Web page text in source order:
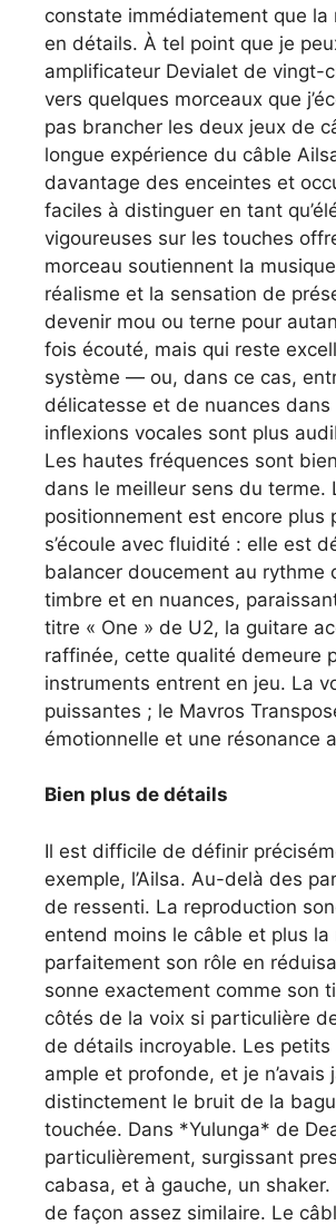
constate immédiatement que
en détails. À tel point que je
amplificateur Devialet de vingt-
vers quelques morceaux que
pas brancher les deux jeux de
longue expérience du câble
davantage des enceintes et
faciles à distinguer en tant
vigoureuses sur les touches
morceau soutiennent la
réalisme et la sensation de
devenir mou ou terne pour
fois écouté, mais qui reste
système — ou, dans ce cas,
délicatesse et de nuances
inflexions vocales sont plus
Les hautes fréquences sont
dans le meilleur sens du
positionnement est encore plus
s’écoule avec fluidité : elle est
balancer doucement au rythme
timbre et en nuances,
titre « One » de U2, la guitare
raffinée, cette qualité demeure
instruments entrent en jeu. La
puissantes ; le Mavros
émotionnelle et une résonance
Bien plus de détails
Il est difficile de définir
exemple, l’Ailsa. Au-delà des
de ressenti. La reproduction
entend moins le câble et plus
parfaitement son rôle en
sonne exactement comme son
côtés de la voix si particulière
de détails incroyable. Les
ample et profonde, et je
distinctement le bruit de la
touchée. Dans *Yulunga* de
particulièrement, surgissant
cabasa, et à gauche, un
de façon assez similaire. Le